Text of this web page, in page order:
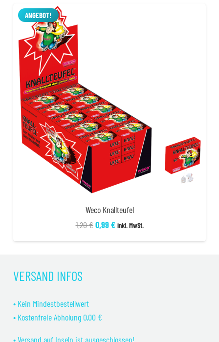
ANGEBOT!
Weco Knallteufel
1,20€ Ursprünglicher
0,99€Aktueller
inkl. MwSt.
VERSAND INFOS
• Kein Mindestbestellwert
• Kostenfreie Abholung 0,00 €
• Versand auf Inseln ist ausgeschlossen!